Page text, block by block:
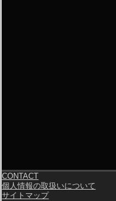
CONTACT
個人情報の取扱いについて
サイトマップ